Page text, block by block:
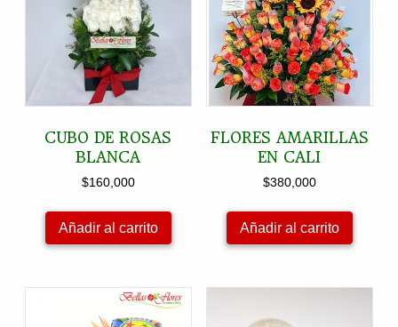
CUBO DE ROSAS
BLANCA
$160,000
Añadir al carrito
FLORES AMARILLAS
EN CALI
$380,000
Añadir al carrito